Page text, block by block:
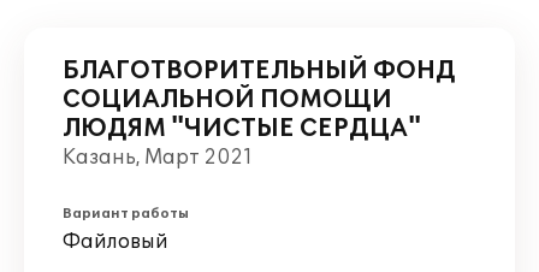
БЛАГОТВОРИТЕЛЬНЫЙ ФОНД
СОЦИАЛЬНОЙ ПОМОЩИ
ЛЮДЯМ "ЧИСТЫЕ СЕРДЦА"
Казань, Март 2021
Вариант работы
Файловый